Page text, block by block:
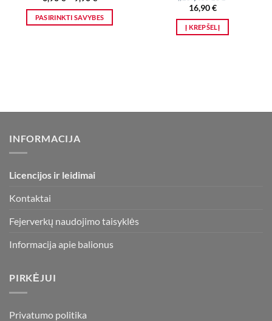
0,90 €
through
PASIRINKTI SAVYBES
the
16,90€
Į KREPŠELĮ
INFORMACIJA
Licencijos ir leidimai
Kontaktai
Fejerverkų naudojimo taisyklės
Informacija apie balionus
PIRKĖJUI
Privatumo politika